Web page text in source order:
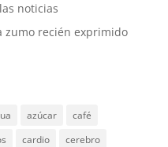
noticias
zumo recién exprimido
azúcar
café
cardio
cerebro